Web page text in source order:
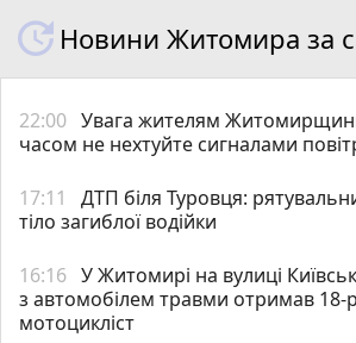
Новини Житомира за
22:00 Увага жителям
часом не нехтуйте сигналами
17:11
ДТП біля Туровця:
тіло загиблої водійки
16:16 У Житомирі на вулиці
з автомобілем травми отримав 18-
мотоцикліст